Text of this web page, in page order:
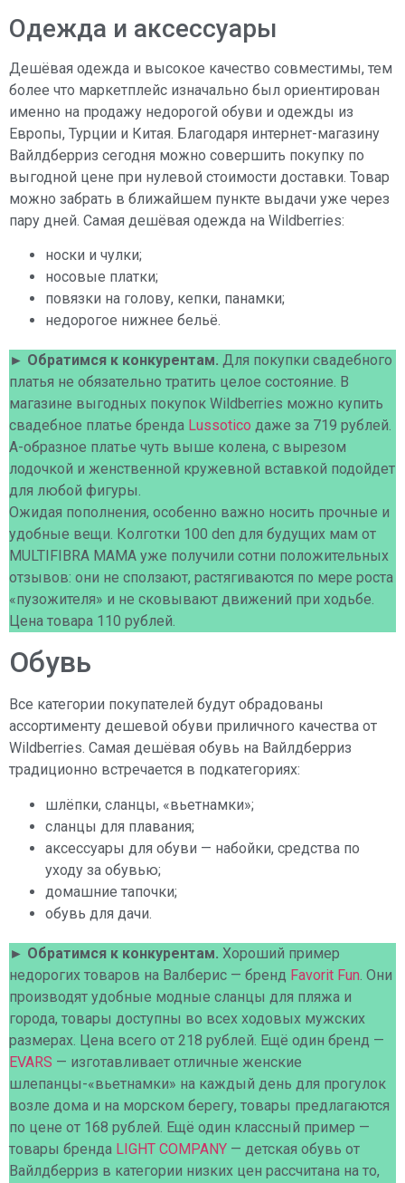
Одежда и аксессуары
Дешёвая одежда и высокое качество совместимы, тем
более что маркетплейс изначально был ориентирован
именно на продажу недорогой обуви и одежды из
Европы, Турции и Китая. Благодаря интернет-магазину
Вайлдберриз сегодня можно совершить покупку по
выгодной цене при нулевой стоимости доставки. Товар
можно забрать в ближайшем пункте выдачи уже через
пару дней. Самая дешёвая одежда на Wildberries:
носки и чулки;
носовые платки;
повязки на голову, кепки, панамки;
недорогое нижнее бельё.
► Обратимся к конкурентам. Для покупки свадебного
платья не обязательно тратить целое состояние. В
магазине выгодных покупок Wildberries можно купить
свадебное платье бренда Lussotico даже за 719 рублей.
А-образное платье чуть выше колена, с вырезом
лодочкой и женственной кружевной вставкой подойдет
для любой фигуры.
Ожидая пополнения, особенно важно носить прочные и
удобные вещи. Колготки 100 den для будущих мам от
MULTIFIBRA MAMA уже получили сотни положительных
отзывов: они не сползают, растягиваются по мере роста
«пузожителя» и не сковывают движений при ходьбе.
Цена товара 110 рублей.
Обувь
Все категории покупателей будут обрадованы
ассортименту дешевой обуви приличного качества от
Wildberries. Самая дешёвая обувь на Вайлдберриз
традиционно встречается в подкатегориях:
шлёпки, сланцы, «вьетнамки»;
сланцы для плавания;
аксессуары для обуви — набойки, средства по
уходу за обувью;
домашние тапочки;
обувь для дачи.
► Обратимся к конкурентам. Хороший пример
недорогих товаров на Валберис — бренд Favorit Fun . Они
производят удобные модные сланцы для пляжа и
города, товары доступны во всех ходовых мужских
размерах. Цена всего от 218 рублей. Ещё один бренд —
EVARS — изготавливает отличные женские
шлепанцы-«вьетнамки» на каждый день для прогулок
возле дома и на морском берегу, товары предлагаются
по цене от 168 рублей. Ещё один классный пример —
товары бренда LIGHT COMPANY — детская обувь от
Вайлдберриз в категории низких цен рассчитана на то,